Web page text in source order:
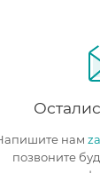
нам
позвоните